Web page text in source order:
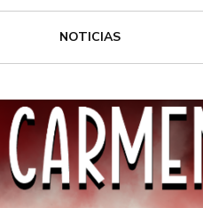
NOTICIAS